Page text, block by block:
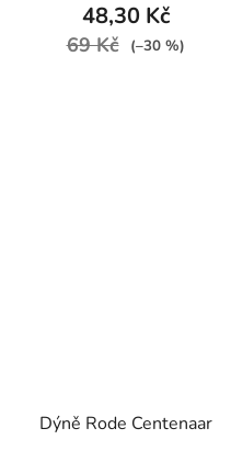
48,30 Kč
69 Kč (–30 %)
Dýně Rode Centenaar